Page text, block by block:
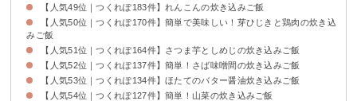
【人気49位｜つくれぽ183件】れんこんの炊き込みご飯
【人気50位｜つくれぽ170件】簡単で美味しい！芽ひじきと鶏肉の炊き込
みご飯
【人気51位｜つくれぽ164件】さつま芋としめじの炊き込みご飯
【人気52位｜つくれぽ137件】簡単！さば味噌間の炊き込みご飯
【人気53位｜つくれぽ134件】ほたてのバター醤油炊き込みご飯
【人気54位｜つくれぽ127件】簡単！山菜の炊き込みご飯